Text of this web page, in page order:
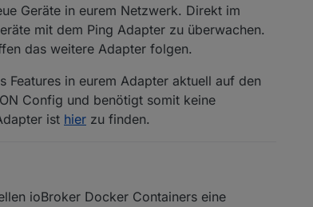
Geräte in eurem Netzwerk. Direkt im
mit dem Ping Adapter zu überwachen.
das weitere Adapter folgen.
Features in eurem Adapter aktuell auf den
Config und benötigt somit keine
ist hier zu finden.
ioBroker Docker Containers eine